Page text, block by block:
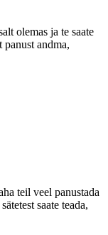
olemas ja te saate
andma,
teil veel panustada
saate teada,